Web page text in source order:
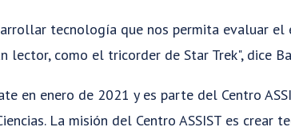
tecnología que nos permita evaluar el
lector, como el tricorder de Star Trek", dice
en enero de 2021 y es parte del Centro
La misión del Centro ASSIST es